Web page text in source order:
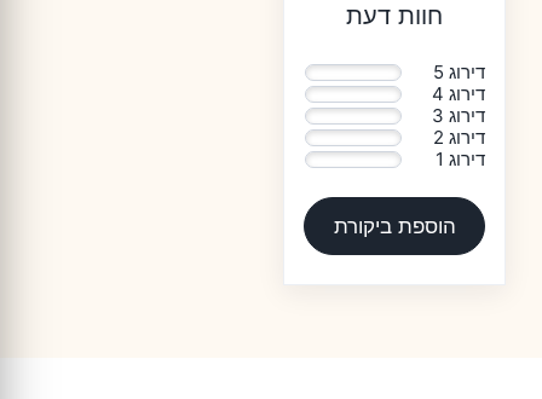
חוות דעת
דירוג 5
דירוג 4
דירוג 3
דירוג 2
דירוג 1
הוספת ביקורת